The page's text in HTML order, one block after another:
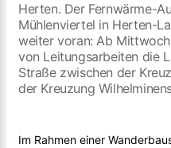
Herten. Der Fernwärme-
Mühlenviertel in Herten-
weiter voran: Ab
von Leitungsarbeiten die
Straße zwischen der
der Kreuzung
Im Rahmen einer